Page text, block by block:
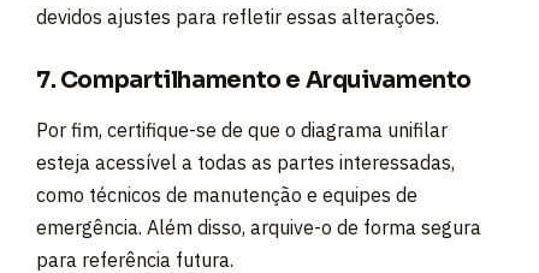
devidos ajustes para refletir essas alterações.
7. Compartilhamento e Arquivamento
Por fim, certifique-se de que o diagrama unifilar
esteja acessível a todas as partes interessadas,
como técnicos de manutenção e equipes de
emergência. Além disso, arquive-o de forma segura
para referência futura.